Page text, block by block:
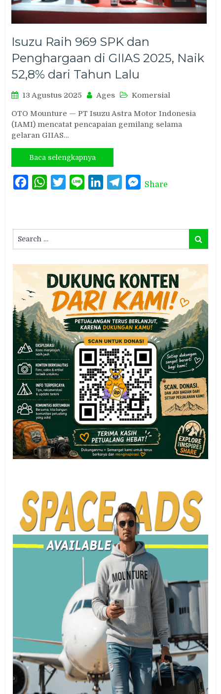
Isuzu Raih 969 SPK dan
Penghargaan di GIIAS 2025, Naik
52,8% dari Tahun Lalu
13 Agustus 2025 Ages Komersial
OTO Mounture — PT Isuzu Astra Motor Indonesia
(IAMI) mencatat pencapaian gemilang selama
gelaran GIIAS…
Baca selengkapnya
FacebookWhatsAppTwitterLine LinkedInTelegramMessenger
Share
for:
Search